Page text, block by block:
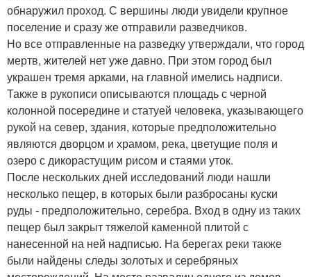
обнаружил проход. С вершины люди увидели крупное
поселение и сразу же отправили разведчиков.
Но все отправленные на разведку утверждали, что город
мертв, жителей нет уже давно. При этом город был
украшен тремя арками, на главной имелись надписи.
Также в рукописи описываются площадь с черной
колонной посередине и статуей человека, указывающего
рукой на север, здания, которые предположительно
являются дворцом и храмом, река, цветущие поля и
озеро с дикорастущим рисом и стаями уток.
После нескольких дней исследований люди нашли
несколько пещер, в которых были разбросаны куски
руды - предположительно, серебра. Вход в одну из таких
пещер был закрыт тяжелой каменной плитой с
нанесенной на ней надписью. На берегах реки также
были найдены следы золотых и серебряных